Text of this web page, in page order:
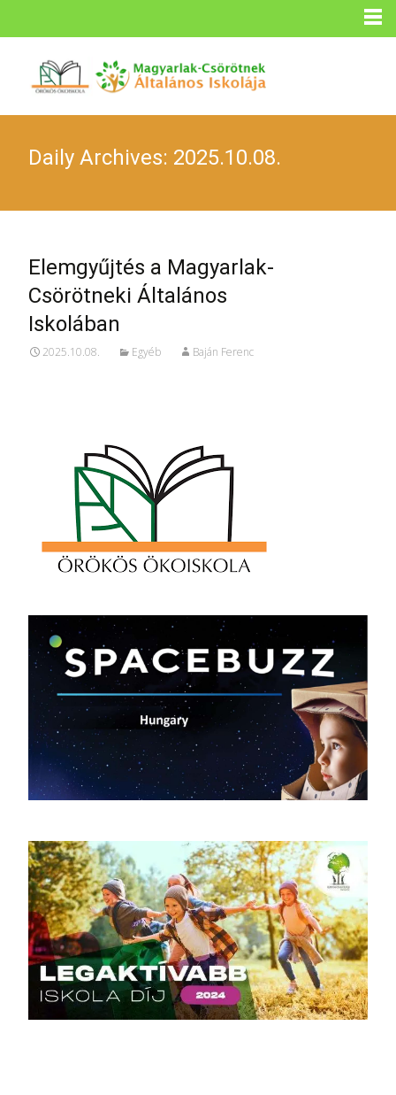
Daily Archives: 2025.10.08.
Elemgyűjtés a Magyarlak-
Csörötneki Általános
Iskolában
2025.10.08. Egyéb Baján Ferenc